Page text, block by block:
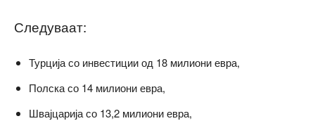
Следуваат:
Турција со инвестиции од 18 милиони евра,
Полска со 14 милиони евра,
Швајцарија со 13,2 милиони евра,